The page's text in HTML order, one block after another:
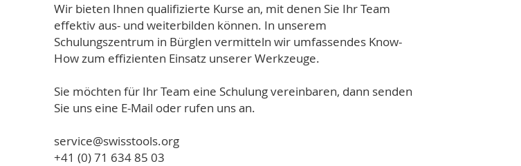
Wir bieten Ihnen qualifizierte Kurse an, mit denen Sie Ihr Team
effektiv aus- und weiterbilden können. In unserem
Schulungszentrum in Bürglen vermitteln wir umfassendes Know-
How zum effizienten Einsatz unserer Werkzeuge.
Sie möchten für Ihr Team eine Schulung vereinbaren, dann senden
Sie uns eine E-Mail oder rufen uns an.
service@swisstools.org
+41 (0) 71 634 85 03